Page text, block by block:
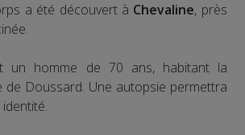
a été découvert à Chevaline, près
un homme de 70 ans, habitant la
de Doussard. Une autopsie permettra